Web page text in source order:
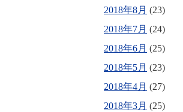
2018年8月 (23)
2018年7月 (24)
2018年6月 (25)
2018年5月 (23)
2018年4月 (27)
2018年3月 (25)